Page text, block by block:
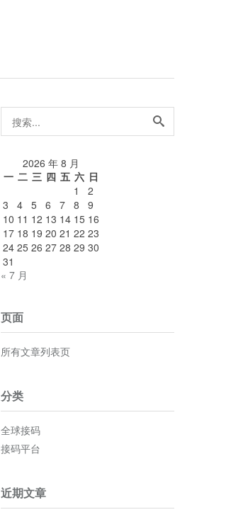
搜
索...
2026 年 8 月
一 二 三 四 五 六 日
1
2
3
4 5 6 7 8
9
10 11 12 13 14 15 16
17 18 19 20 21 22 23
24 25 26 27 28 29 30
31
« 7 月
页面
所有文章列表页
分类
全球接码
接码平台
近期文章